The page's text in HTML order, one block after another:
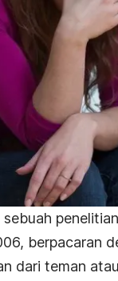
sebuah
berpacaran
dari teman